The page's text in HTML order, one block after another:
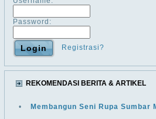
Password:
Registrasi?
REKOMENDASI BERITA & ARTIKEL
• Membangun Seni Rupa Sumbar